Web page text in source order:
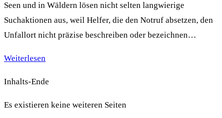
Seen und in Wäldern lösen nicht selten langwierige
Suchaktionen aus, weil Helfer, die den Notruf absetzen, den
Unfallort nicht präzise beschreiben oder bezeichnen…
Weiterlesen
Inhalts-Ende
Es existieren keine weiteren Seiten